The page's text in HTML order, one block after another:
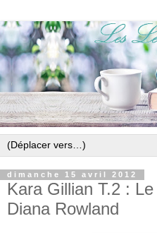
dimanche 15 avril 2012
Kara Gillian T.2 :
Diana Rowland